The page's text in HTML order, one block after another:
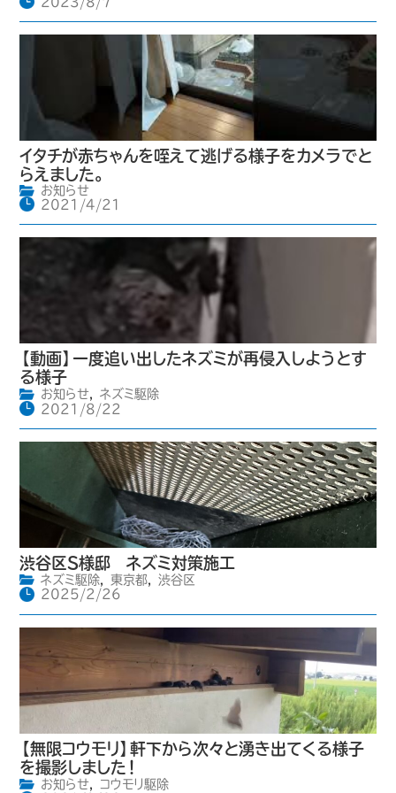
イタチが赤ちゃんを咥えて逃げる様子をカメラでと
らえました。
お知らせ
2021/4/21
【動画】一度追い出したネズミが再侵入しようとす
る様子
お知らせ,
ネズミ駆除
2021/8/22
渋谷区S様邸 ネズミ対策施工
ネズミ駆除, 東京都,
渋谷区
2025/2/26
【無限コウモリ】軒下から次々と湧き出てくる様子
を撮影しました！
お知らせ,
コウモリ駆除